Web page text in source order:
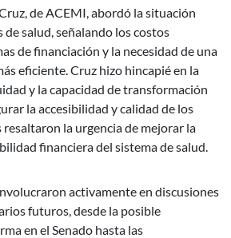
de ACEMI, abordó la situación
de salud, señalando los costos
de financiación y la necesidad de una
eficiente. Cruz hizo hincapié en la
y la capacidad de transformación
la accesibilidad y calidad de los
resaltaron la urgencia de mejorar la
financiera del sistema de salud.
activamente en discusiones
futuros, desde la posible
en el Senado hasta las